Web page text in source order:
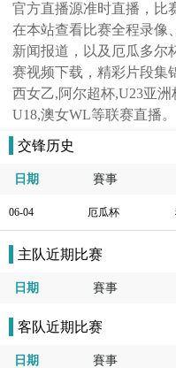
官方直播源准时直播，比
在本站查看比赛全程录像
新闻报道，以及厄瓜多尔
赛视频下载，精彩片段集
西女乙,阿尔超杯,U23亚
U18,澳女WL等联赛直播。
交锋历史
日期 賽事
06-04 厄瓜杯
主队近期比赛
日期 賽事
客队近期比赛
日期 賽事